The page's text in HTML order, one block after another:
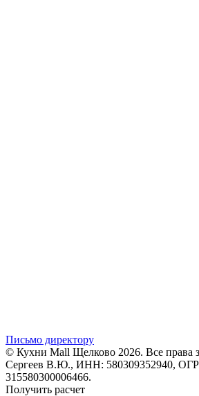
Письмо директору
© Кухни Mall Щелково 2026. Все
Сергеев В.Ю., ИНН: 580309352940,
315580300006466.
Получить расчет